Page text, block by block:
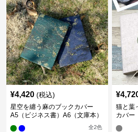
¥4,420 (税込)
星空を纏う麻のブックカバー
A5（ビジネス書）A6（文庫本）
全2色
¥
猫と葉
カバー